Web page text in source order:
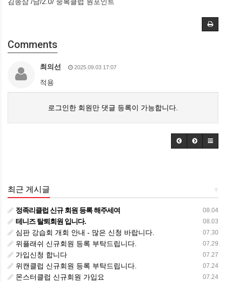
Comments
최의선 2025.09.03 17:07
적용
로그인한 회원만 댓글 등록이 가능합니다.
+
최근 게시글
08.04
정족리클럽 신규 회원 등록 해주세여
08.03
테니즈 탈퇴회원 입니다.
07.30
심판 강습회 개회 안내 - 많은 신청 바랍니다.
07.29
위플래쉬 신규회원 등록 부탁드립니다.
07.27
가입신청 합니다
07.24
위캔클럽 신규회원 등록 부탁드립니다.
07.24
몬스터클럽 신규회원 가입요